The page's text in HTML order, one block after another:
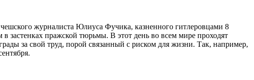
журналиста Юлиуса Фучика, казненного гитлеровцами 8
застенках пражской тюрьмы. В этот день во всем мире проходят
за свой труд, порой связанный с риском для жизни. Так, например,